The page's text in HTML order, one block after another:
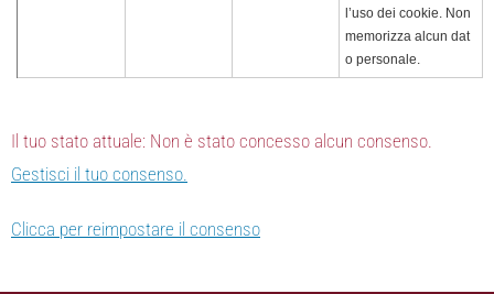
l’uso dei cookie. Non
memorizza alcun dat
o personale.
Il tuo stato attuale: Non è stato concesso alcun consenso.
Gestisci il tuo consenso.
Clicca per reimpostare il consenso